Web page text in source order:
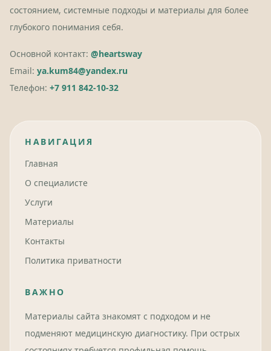
состоянием, системные подходы и материалы для более
глубокого понимания себя.
Основной контакт: @heartsway
Email: ya.kum84@yandex.ru
Телефон: +7 911 842-10-32
НАВИГАЦИЯ
Главная
О специалисте
Услуги
Материалы
Контакты
Политика приватности
ВАЖНО
Материалы сайта знакомят с подходом и не
подменяют медицинскую диагностику. При острых